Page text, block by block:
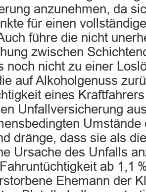
anzunehmen, da
für einen
führe die nicht
zwischen
noch nicht zu einer
auf Alkoholgenuss
eines
Unfallversicherung
Umstände
dränge, dass sie als
Ursache des Unfalls
ab 1,1
Ehemann der